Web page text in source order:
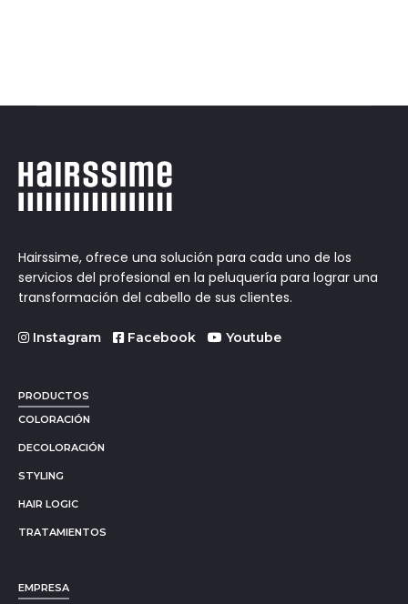
Hairssime, ofrece una solución para cada uno de los
servicios del profesional en la peluquería para lograr una
transformación del cabello de sus clientes.
Instagram Facebook Youtube
PRODUCTOS
COLORACIÓN
DECOLORACIÓN
STYLING
HAIR LOGIC
TRATAMIENTOS
EMPRESA